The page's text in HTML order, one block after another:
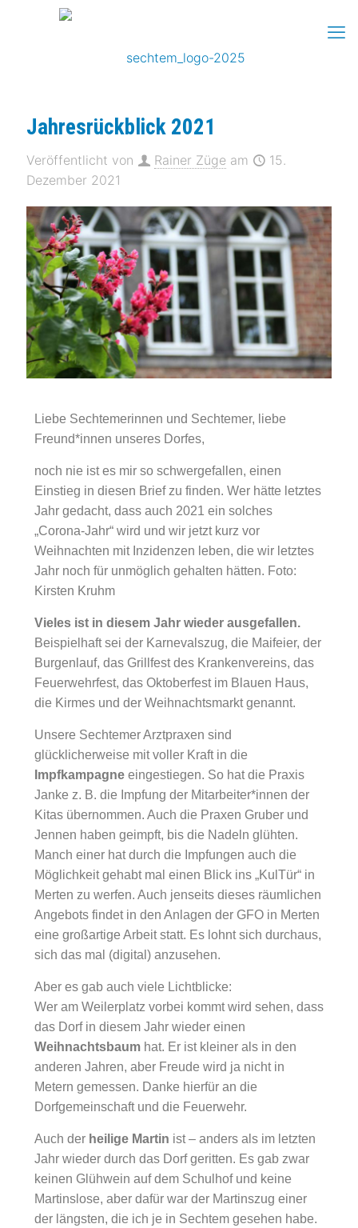
Jahresrückblick 2021
Veröffentlicht von Rainer Züge am
15.
Dezember 2021
Liebe Sechtemerinnen und Sechtemer, liebe
Freund*innen unseres Dorfes,
noch nie ist es mir so schwergefallen, einen
Einstieg in diesen Brief zu finden. Wer hätte letztes
Jahr gedacht, dass auch 2021 ein solches
„Corona-Jahr“ wird und wir jetzt kurz vor
Weihnachten mit Inzidenzen leben, die wir letztes
Jahr noch für unmöglich gehalten hätten. Foto:
Kirsten Kruhm
Vieles ist in diesem Jahr wieder ausgefallen.
Beispielhaft sei der Karnevalszug, die Maifeier, der
Burgenlauf, das Grillfest des Krankenvereins, das
Feuerwehrfest, das Oktoberfest im Blauen Haus,
die Kirmes und der Weihnachtsmarkt genannt.
Unsere Sechtemer Arztpraxen sind
glücklicherweise mit voller Kraft in die
Impfkampagne eingestiegen. So hat die Praxis
Janke z. B. die Impfung der Mitarbeiter*innen der
Kitas übernommen. Auch die Praxen Gruber und
Jennen haben geimpft, bis die Nadeln glühten.
Manch einer hat durch die Impfungen auch die
Möglichkeit gehabt mal einen Blick ins „KulTür“ in
Merten zu werfen. Auch jenseits dieses räumlichen
Angebots findet in den Anlagen der GFO in Merten
eine großartige Arbeit statt. Es lohnt sich durchaus,
sich das mal (digital) anzusehen.
Aber es gab auch viele Lichtblicke:
Wer am Weilerplatz vorbei kommt wird sehen, dass
das Dorf in diesem Jahr wieder einen
Weihnachtsbaum hat. Er ist kleiner als in den
anderen Jahren, aber Freude wird ja nicht in
Metern gemessen. Danke hierfür an die
Dorfgemeinschaft und die Feuerwehr.
Auch der heilige Martin ist – anders als im letzten
Jahr wieder durch das Dorf geritten. Es gab zwar
keinen Glühwein auf dem Schulhof und keine
Martinslose, aber dafür war der Martinszug einer
der längsten, die ich je in Sechtem gesehen habe.